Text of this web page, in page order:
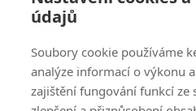
údajů
Soubory cookie používáme
analýze informací o výkonu
zajištění fungování funkcí ze
Vložte svůj e-mail a my vám
nových produktech na našem
E-mail